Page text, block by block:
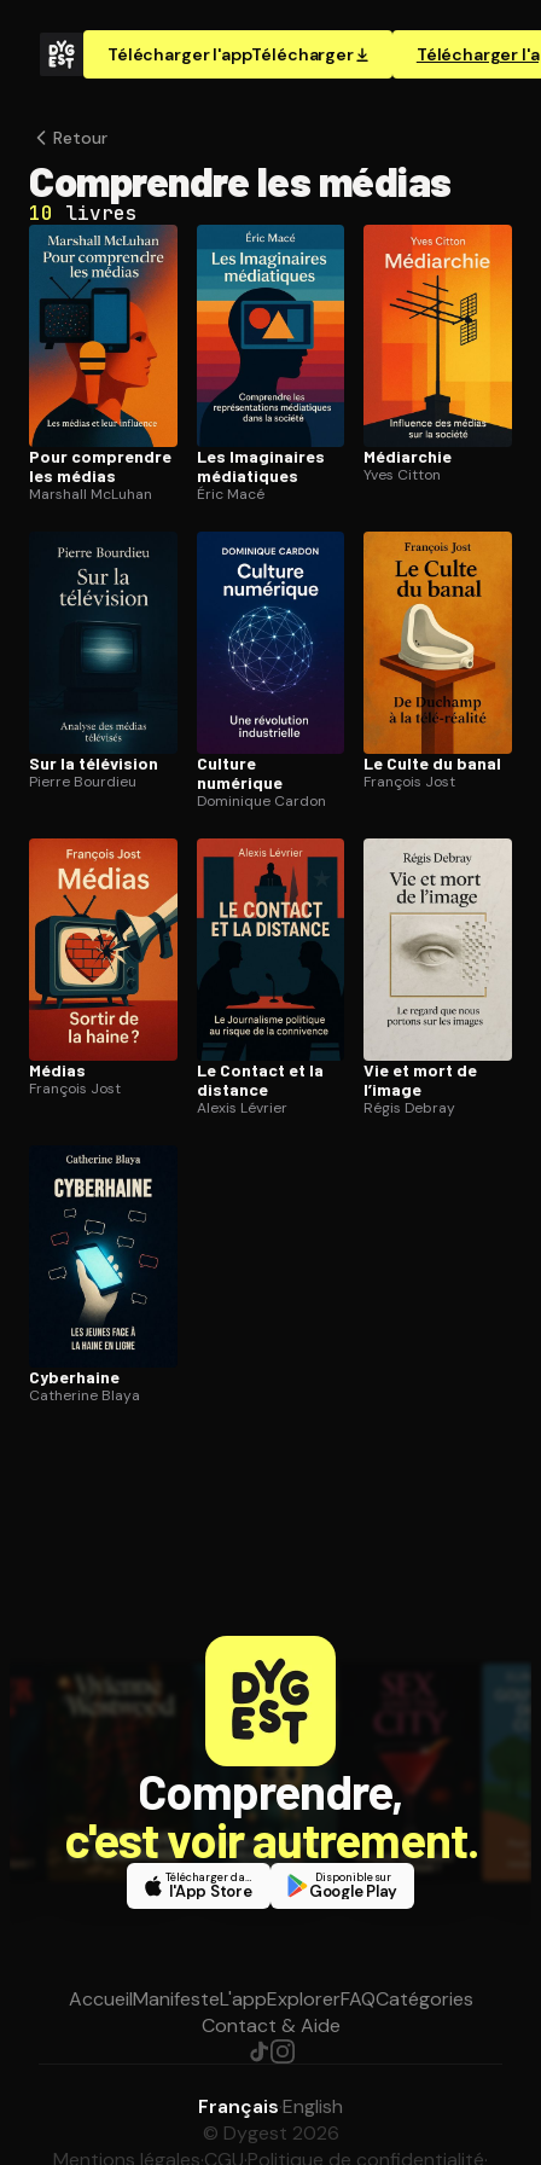
Télécharger l'appTélécharger Télécharger
Ouvre l'app Appareil photo, pointe sur le code. C'est gratuit à
Retour
Comprendre les médias
10 livres
Pour comprendre
les médias
Marshall McLuhan
Les Imaginaires
médiatiques
Éric Macé
Médiarchie
Yves Citton
Sur la télévision
Pierre Bourdieu
Culture
numérique
Dominique Cardon
Le Culte du banal
François Jost
Médias
François Jost
Le Contact et la
distance
Alexis Lévrier
Vie et mort de
l’image
Régis Debray
Cyberhaine
Catherine Blaya
Comprendre,
c'est voir autrement.
Télécharger dans
l'App Store
Disponible sur
Google Play
AccueilManifesteL'appExplorerFAQCatégories
Contact & Aide
Français·English
© Dygest 2026
Mentions légales·CGU·Politique de confidentialité·